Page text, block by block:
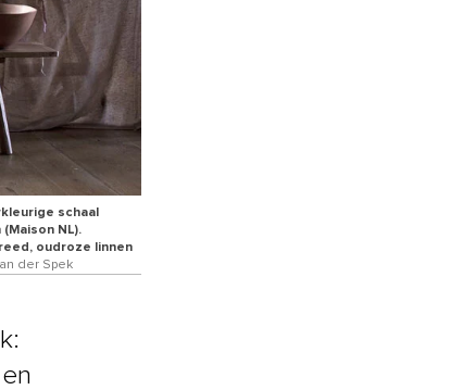
schaal
NL).
oudroze linnen
der Spek